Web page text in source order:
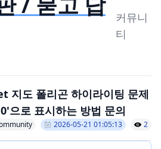
커뮤니
티
지도 폴리곤 하이라이팅 문제
으로 표시하는 방법 문의
2026-05-21 01:05:13 2